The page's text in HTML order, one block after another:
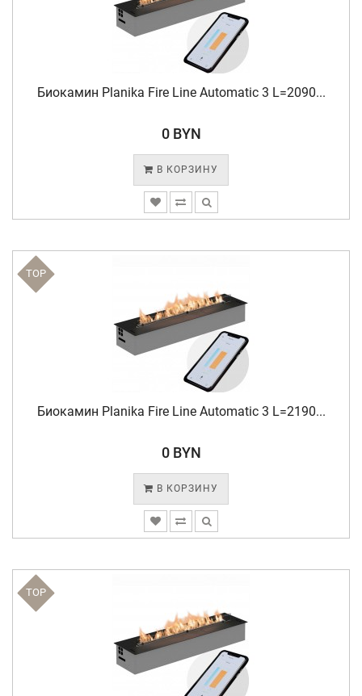
Биокамин Planika Fire Line Automatic 3 L=2090...
0 BYN
В КОРЗИНУ
TOP
Биокамин Planika Fire Line Automatic 3 L=2190...
0 BYN
В КОРЗИНУ
TOP